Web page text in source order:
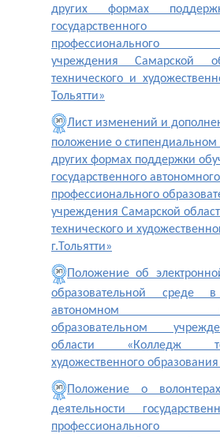
других формах
государственного
профессионального
учреждения Самарской
технического и
Тольятти»
Лист изменений и
положение о стипендиальном
других формах поддержки
государственного автономного
профессионального
учреждения Самарской
технического и
г.Тольятти»
Положение об
образовательной среде в
автономном
образовательном
области «Колледж
художественного образования
Положение о
деятельности
профессионального